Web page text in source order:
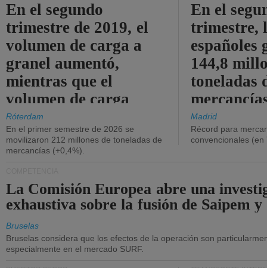
En el segundo
trimestre de 2019, el
volumen de carga a
granel aumentó,
mientras que el
volumen de carga
general disminuyó.
Róterdam
En el primer semestre de 2026 se
movilizaron 212 millones de toneladas de
mercancías (+0,4%).
En el
trimestre,
españoles
144,8
toneladas
Madrid
Récord para
convencionales (en
La Comisión Europea abre una
exhaustiva sobre la fusión de Saipem y
Bruselas
Bruselas considera que los efectos de la operación son
especialmente en el mercado SURF.